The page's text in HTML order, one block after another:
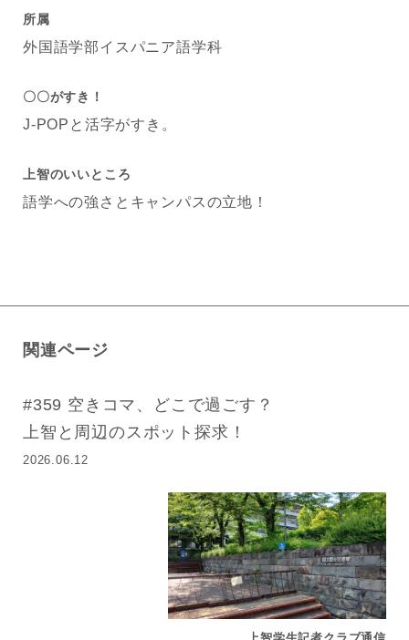
所属
外国語学部イスパニア語学科
〇〇がすき！
J-POPと活字がすき。
上智のいいところ
語学への強さとキャンパスの立地！
関連ページ
#359 空きコマ、どこで過ごす？
上智と周辺のスポット探求！
2026.06.12